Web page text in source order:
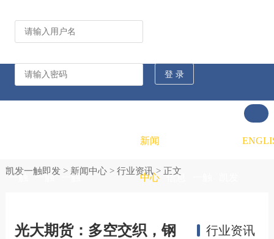
一触 一触 一触
新闻
中心 信息
凯发一触即发> 新闻中心> 行业资讯> 正文
光大期货：多空交织，钢
行业资讯